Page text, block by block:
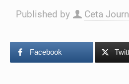
Published by Ceta
Facebook